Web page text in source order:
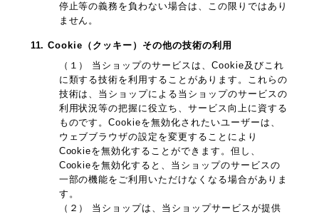
停止等の義務を負わない場合は、この限りではあり
ません。
11. Cookie（クッキー）その他の技術の利用
（１） 当ショップのサービスは、Cookie及びこれ
に類する技術を利用することがあります。これらの
技術は、当ショップによる当ショップのサービスの
利用状況等の把握に役立ち、サービス向上に資する
ものです。Cookieを無効化されたいユーザーは、
ウェブブラウザの設定を変更することにより
Cookieを無効化することができます。但し、
Cookieを無効化すると、当ショップのサービスの
一部の機能をご利用いただけなくなる場合がありま
す。
（２） 当ショップは、当ショップサービスが提供